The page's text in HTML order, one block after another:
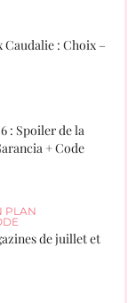
Caudalie : Choix –
: Spoiler de la
+ Code
PLAN
de juillet et